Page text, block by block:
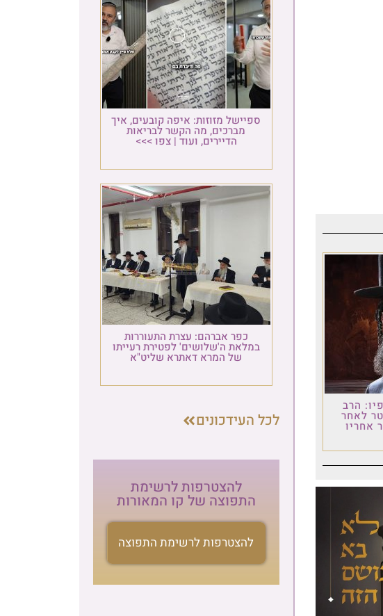
הרב
לאחר
והותיר אחריו
ספיישל מזוזות: איפה קובעים, איך
מברכים, מה הקשר לבריאות
הדיירים, ועוד | צפו >>>
כפר אברהם: עצרת התעוררות
במלאת ה'שלושים' לפטירת רעייתו
של המרא דאתרא שליט"א
לכל העידכונים
להצטרפות לרשימת
התפוצה של קו המאורות
להצטרפות לרשימת התפוצה